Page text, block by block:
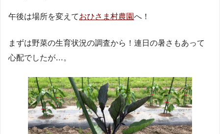
午後は場所を変えておひさま村農園へ！
まずは野菜の生育状況の調査から！連日の暑さもあって
心配でしたが…。